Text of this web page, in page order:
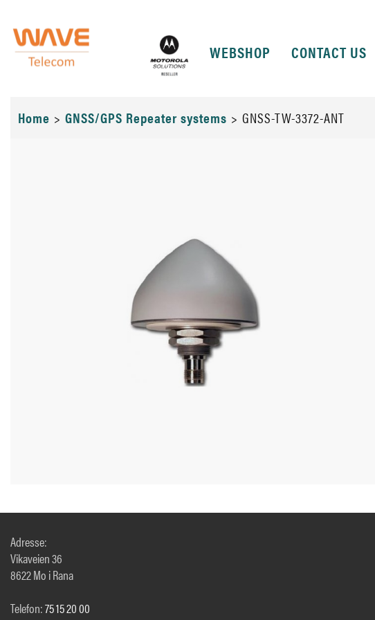
WEBSHOP CONTACT US
Home > GNSS/GPS Repeater systems > GNSS-TW-3372-ANT
Adresse:
Vikaveien 36
8622 Mo i Rana
Telefon:75 15 20 00